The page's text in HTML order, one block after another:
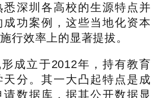
深圳各高校的生源特点并
功案例，这些当地化资本
行效率上的显著提拔。
立于2012年，持有教育
分。其一大凸起特点是成
请数据库，据其公开数据显